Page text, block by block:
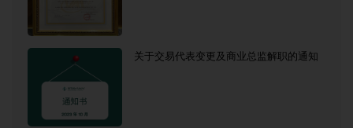
关于交易代表变更及商业总监解职的通知